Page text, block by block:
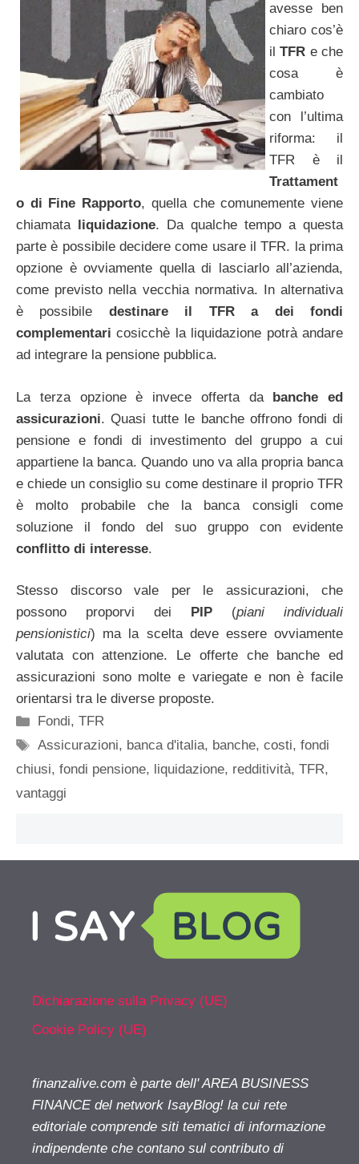
avesse ben
chiaro cos’è
ilTFR e che
cosa è
cambiato
con l’ultima
riforma: il
TFR è il
Trattament
o di Fine Rapporto, quella che comunemente viene
chiamata
liquidazione. Da qualche tempo a questa
parte è possibile decidere come usare il TFR. la prima
opzione è ovviamente quella di lasciarlo all’azienda,
come previsto nella vecchia normativa. In alternativa
è possibile destinare il TFR a dei fondi
complementari cosicchè la liquidazione potrà andare
ad integrare la pensione pubblica.
La terza opzione è invece offerta da banche ed
assicurazioni. Quasi tutte le banche offrono fondi di
pensione e fondi di investimento del gruppo a cui
appartiene la banca. Quando uno va alla propria banca
e chiede un consiglio su come destinare il proprio TFR
è molto probabile che la banca consigli come
soluzione il fondo del suo gruppo con evidente
conflitto di interesse.
Stesso discorso vale per le assicurazioni, che
possono proporvi dei
PIP (piani individuali
pensionistici) ma la scelta deve essere ovviamente
valutata con attenzione. Le offerte che banche ed
assicurazioni sono molte e variegate e non è facile
orientarsi tra le diverse proposte.
Categorie
Fondi,TFR
Tag
Assicurazioni, banca d'italia, banche,costi,fondi
chiusi, fondi pensione, liquidazione, redditività, TFR,
vantaggi
Dichiarazione sulla Privacy (UE)
Cookie Policy (UE)
finanzalive.com è parte dell' AREA BUSINESS
FINANCE del network IsayBlog! la cui rete
editoriale comprende siti tematici di informazione
indipendente che contano sul contributo di